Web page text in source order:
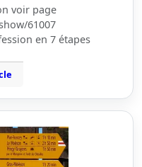
voir page
61007
en 7 étapes